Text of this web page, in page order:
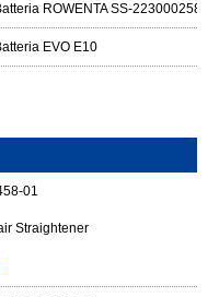
ROWENTA SS-2230002589
2S2PEVO E10
01
Straightener